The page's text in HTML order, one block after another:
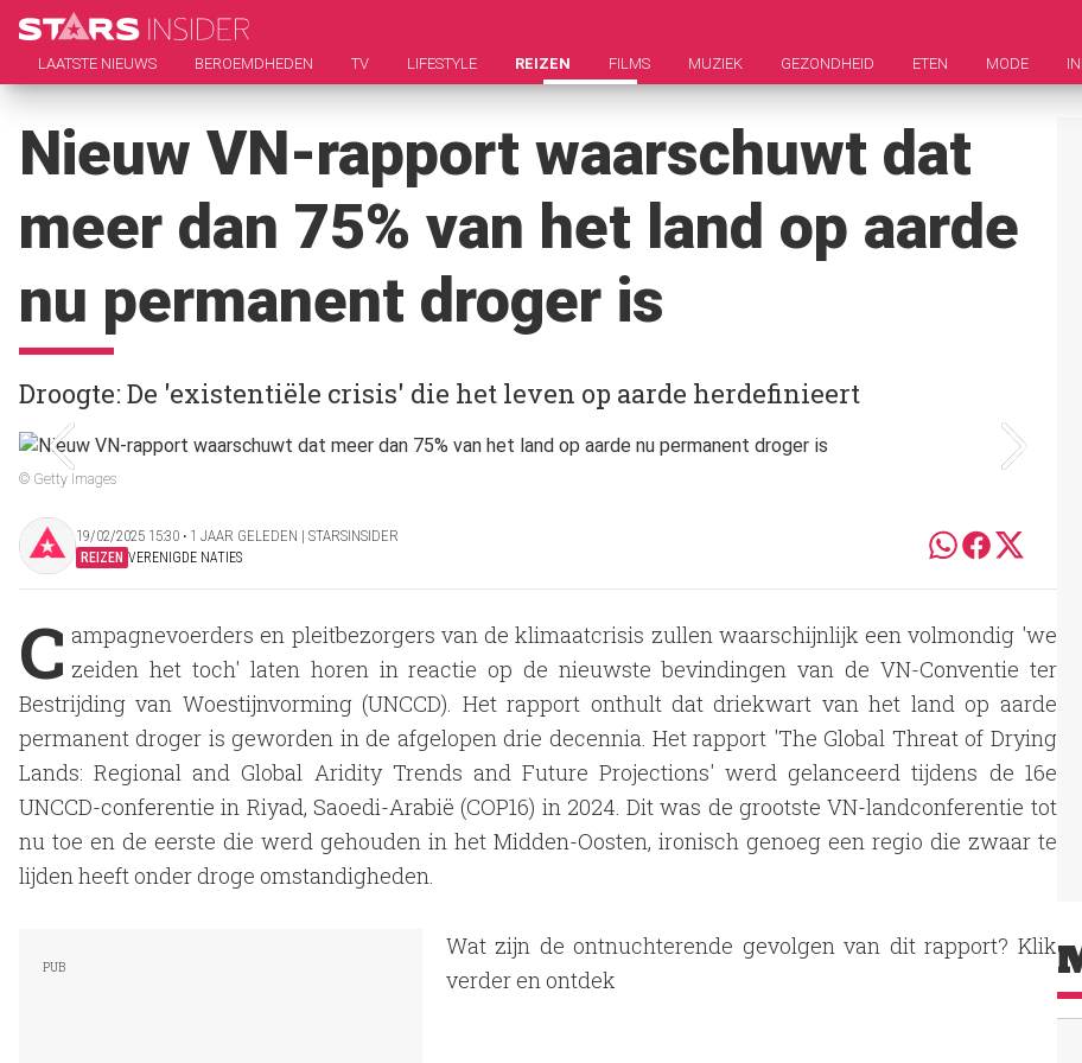
LAATSTE NIEUWS BEROEMDHEDEN TV LIFESTYLE REIZEN FILMS MUZIEK GEZONDHEID ETEN MODE
Nieuw VN-rapport waarschuwt dat
meer dan 75% van het land op aarde
nu permanent droger is
Droogte: De 'existentiële crisis' die het leven op aarde herdefinieert
© Getty Images
19/02/2025 15:30 ‧ 1 JAAR GELEDEN | STARSINSIDER
REIZEN VERENIGDE NATIES
C ampagnevoerders en pleitbezorgers van de klimaatcrisis zullen waarschijnlijk een volmondig 'we
zeiden het toch' laten horen in reactie op de nieuwste bevindingen van de VN-Conventie ter
Bestrijding van Woestijnvorming (UNCCD). Het rapport onthult dat driekwart van het land op aarde
permanent droger is geworden in de afgelopen drie decennia. Het rapport 'The Global Threat of Drying
Lands: Regional and Global Aridity Trends and Future Projections' werd gelanceerd tijdens de 16e
UNCCD-conferentie in Riyad, Saoedi-Arabië (COP16) in 2024. Dit was de grootste VN-landconferentie tot
nu toe en de eerste die werd gehouden in het Midden-Oosten, ironisch genoeg een regio die zwaar te
lijden heeft onder droge omstandigheden.
Wat zijn de ontnuchterende gevolgen van dit rapport? Klik
verder en ontdek